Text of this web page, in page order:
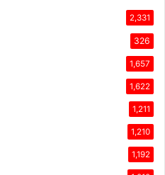
2,331
326
1,657
1,622
1,211
1,210
1,192